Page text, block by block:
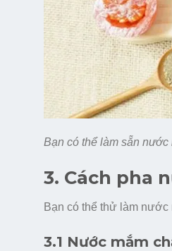
Bạn có thể làm sẵn nước
3. Cách pha
Bạn có thể thử làm nước
3.1 Nước mắm